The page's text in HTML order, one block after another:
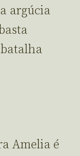
argúcia
Amelia é